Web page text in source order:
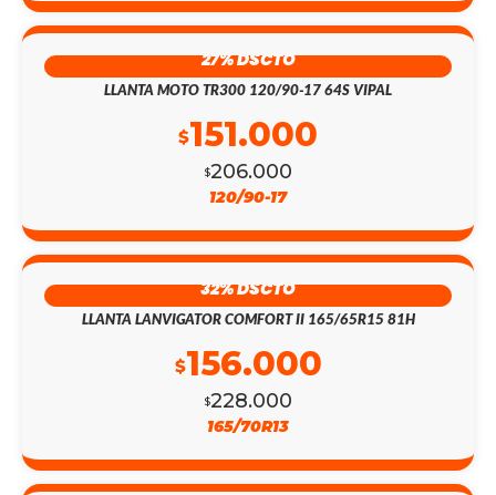
27% DSCTO
LLANTA MOTO TR300 120/90-17 64S VIPAL
$206.000
$151.000
120/90-17
32% DSCTO
LLANTA LANVIGATOR COMFORT II 165/65R15 81H
$228.000
$156.000
165/70R13